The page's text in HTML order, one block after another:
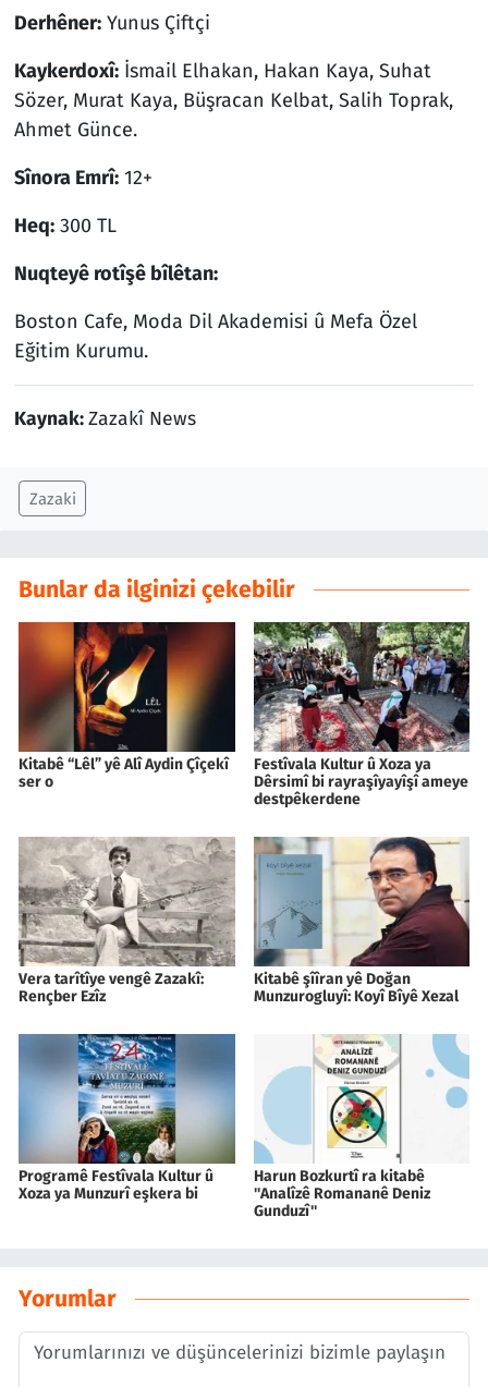
Derhêner:Yunus Çiftçi
Kaykerdoxî:İsmail Elhakan, Hakan Kaya, Suhat
Sözer, Murat Kaya, Büşracan Kelbat, Salih Toprak,
Ahmet Günce.
Sînora Emrî:12+
Heq:300 TL
Nuqteyê rotîşê bîlêtan:
Boston Cafe, Moda Dil Akademisi û Mefa Özel
Eğitim Kurumu.
Kaynak:Zazakî News
Zazaki
Bunlar da ilginizi çekebilir
Kitabê “Lêl” yê Alî Aydin Çîçekî
ser o
Festîvala Kultur û Xoza ya
Dêrsimî bi rayraşîyayîşî ameye
destpêkerdene
Vera tarîtîye vengê Zazakî:
Rençber Ezîz
Kitabê şîîran yê Doğan
Munzurogluyî: Koyî Bîyê Xezal
Programê Festîvala Kultur û
Xoza ya Munzurî eşkera bi
Harun Bozkurtî ra kitabê
''Analîzê Romananê Deniz
Gunduzî''
Yorumlar